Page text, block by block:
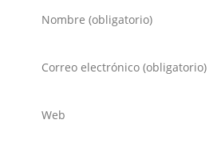
Introduce
de
Introduce
de
Introduce